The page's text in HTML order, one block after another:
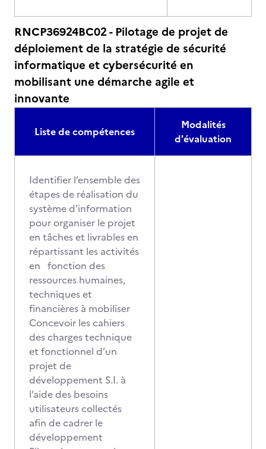
RNCP36924BC02 - Pilotage de projet de
déploiement de la stratégie de sécurité
informatique et cybersécurité en
mobilisant une démarche agile et
innovante
Liste de compétences
Modalités
d'évaluation
Identifier l’ensemble des
étapes de réalisation du
système d’information
pour organiser le projet
en tâches et livrables en
répartissant les activités
en fonction des
ressources humaines,
techniques et
financières à mobiliser
Concevoir les cahiers
des charges technique
et fonctionnel d’un
projet de
développement S.I. à
l’aide des besoins
utilisateurs collectés
afin de cadrer le
développement